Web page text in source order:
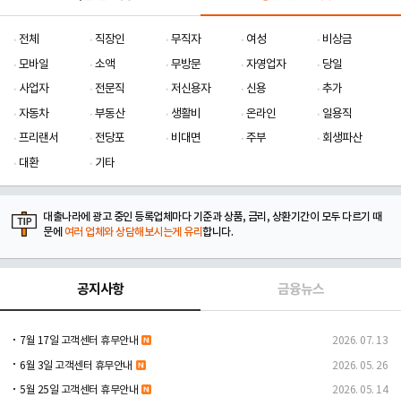
전체 직장인 무직자 여성
비상금
모바일
소액 무방문 자영업자
당일
사업자
전문직 저신용자 신용
추가
자동차
부동산 생활비 온라인
일용직
프리랜서
전당포 비대면 주부
회생파산
대환
기타
대출나라에 광고 중인 등록업체마다 기준과 상품, 금리, 상환기간이 모두 다르기 때
문에 여러 업체와 상담해보시는게 유리합니다.
공지사항 금융뉴스
7월 17일 고객센터 휴무안내 2026. 07. 13
6월 3일 고객센터 휴무안내 2026. 05. 26
5월 25일 고객센터 휴무안내 2026. 05. 14